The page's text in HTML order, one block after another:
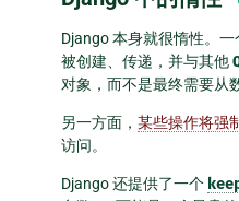
Django 本身就很惰性。
被创建、传递，并与其他
对象，而不是最终需要从
另一方面， 某些操作将强
访问。
Django 还提供了一个